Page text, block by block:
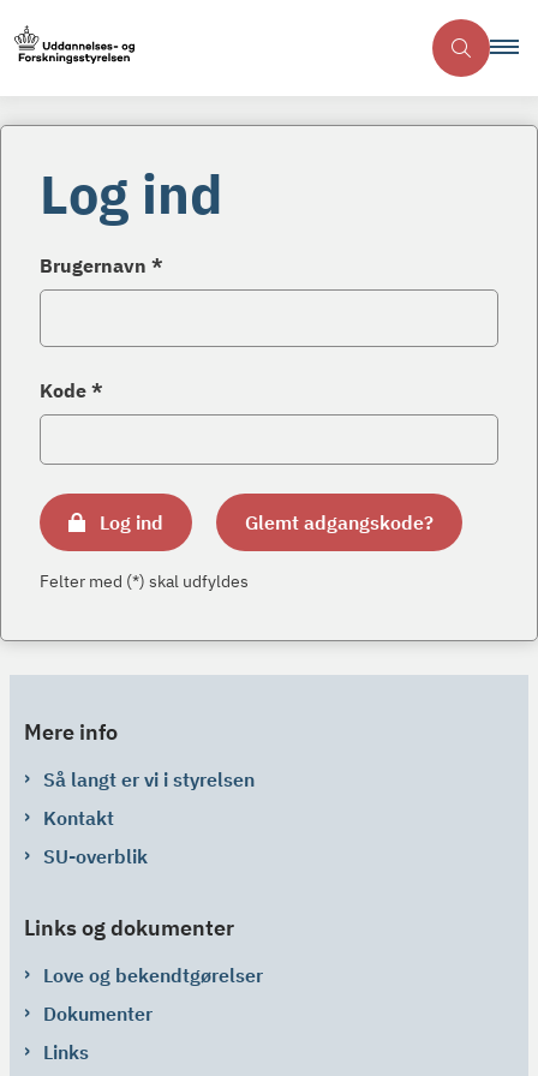
Log ind
Brugernavn *
Kode *
Log ind Glemt adgangskode?
Felter med (*) skal udfyldes
Mere info
Så langt er vi i styrelsen
Kontakt
SU-overblik
Links og dokumenter
Love og bekendtgørelser
Dokumenter
Links